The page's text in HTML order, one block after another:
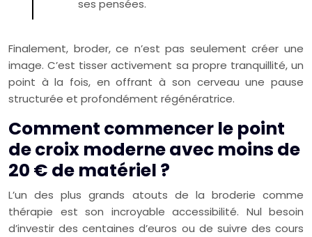
ses pensées.
Finalement, broder, ce n’est pas seulement créer une
image. C’est tisser activement sa propre tranquillité, un
point à la fois, en offrant à son cerveau une pause
structurée et profondément régénératrice.
Comment commencer le point
de croix moderne avec moins de
20 € de matériel ?
L’un des plus grands atouts de la broderie comme
thérapie est son incroyable accessibilité. Nul besoin
d’investir des centaines d’euros ou de suivre des cours